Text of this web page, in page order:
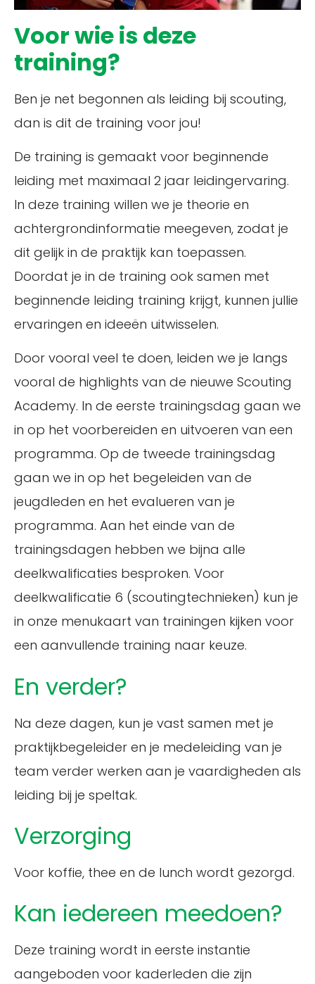
Voor wie is deze
training?
Ben je net begonnen als leiding bij scouting,
dan is dit de training voor jou!
De training is gemaakt voor beginnende
leiding met maximaal 2 jaar leidingervaring.
In deze training willen we je theorie en
achtergrondinformatie meegeven, zodat je
dit gelijk in de praktijk kan toepassen.
Doordat je in de training ook samen met
beginnende leiding training krijgt, kunnen jullie
ervaringen en ideeën uitwisselen.
Door vooral veel te doen, leiden we je langs
vooral de highlights van de nieuwe Scouting
Academy. In de eerste trainingsdag gaan we
in op het voorbereiden en uitvoeren van een
programma. Op de tweede trainingsdag
gaan we in op het begeleiden van de
jeugdleden en het evalueren van je
programma. Aan het einde van de
trainingsdagen hebben we bijna alle
deelkwalificaties besproken. Voor
deelkwalificatie 6 (scoutingtechnieken) kun je
in onze menukaart van trainingen kijken voor
een aanvullende training naar keuze.
En verder?
Na deze dagen, kun je vast samen met je
praktijkbegeleider en je medeleiding van je
team verder werken aan je vaardigheden als
leiding bij je speltak.
Verzorging
Voor koffie, thee en de lunch wordt gezorgd.
Kan iedereen meedoen?
Deze training wordt in eerste instantie
aangeboden voor kaderleden die zijn